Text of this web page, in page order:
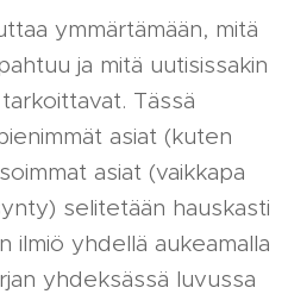
ymmärtämään, mitä
ja mitä uutisissakin
Tässä
asiat (kuten
asiat (vaikkapa
selitetään hauskasti
ilmiö yhdellä aukeamalla
yhdeksässä luvussa